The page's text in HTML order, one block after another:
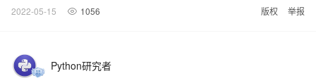
2022-05-15 1056 版权 举报
Python研究者